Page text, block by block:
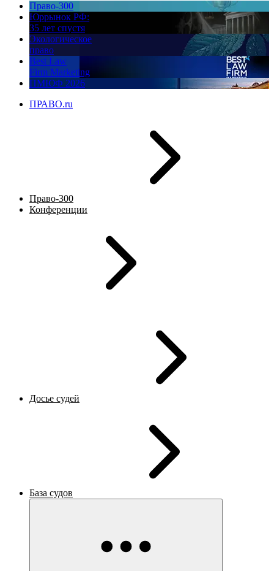
Право-300
Юррынок РФ:
35 лет спустя
Экологическое
право
Best Law
Firm Marketing
ПМЮФ 2026
ПРАВО.ru
Право-300
Конференции
Досье судей
База судов